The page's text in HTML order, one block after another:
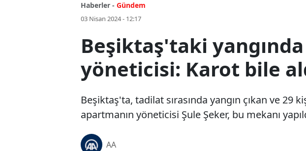
Haberler - Gündem
03 Nisan 2024 - 12:17
Beşiktaş'taki
yöneticisi: Karot bile
Beşiktaş'ta, tadilat sırasında yangın çıkan ve
apartmanın yöneticisi Şule Şeker, bu mekanı
AA